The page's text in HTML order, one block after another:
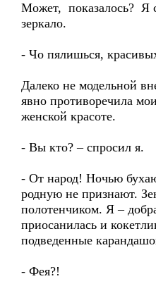
Может, показалось? Я
зеркало.
- Чо пялишься,
Далеко не модельной
явно противоречила
женской красоте.
- Вы кто? – спросил я.
- От народ! Ночью
родную не признают.
полотенчиком. Я –
приосанилась и
подведенные
- Фея?!